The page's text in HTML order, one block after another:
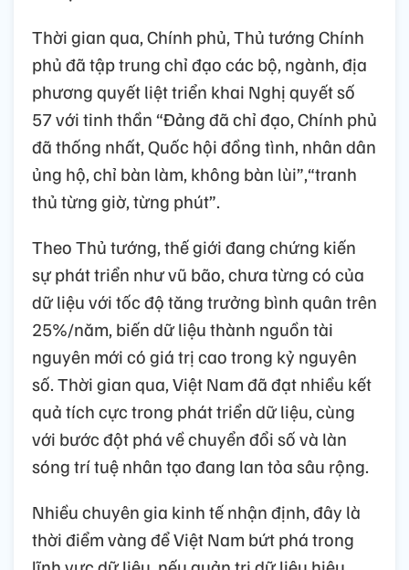
Thời gian qua, Chính phủ, Thủ tướng Chính
phủ đã tập trung chỉ đạo các bộ, ngành, địa
phương quyết liệt triển khai Nghị quyết số
57 với tinh thần “Đảng đã chỉ đạo, Chính phủ
đã thống nhất, Quốc hội đồng tình, nhân dân
ủng hộ, chỉ bàn làm, không bàn lùi”,“tranh
thủ từng giờ, từng phút”.
Theo Thủ tướng, thế giới đang chứng kiến
sự phát triển như vũ bão, chưa từng có của
dữ liệu với tốc độ tăng trưởng bình quân trên
25%/năm, biến dữ liệu thành nguồn tài
nguyên mới có giá trị cao trong kỷ nguyên
số. Thời gian qua, Việt Nam đã đạt nhiều kết
quả tích cực trong phát triển dữ liệu, cùng
với bước đột phá về chuyển đổi số và làn
sóng trí tuệ nhân tạo đang lan tỏa sâu rộng.
Nhiều chuyên gia kinh tế nhận định, đây là
thời điểm vàng để Việt Nam bứt phá trong